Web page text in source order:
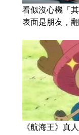
看似沒心機「
表面是朋友，
《航海王》真